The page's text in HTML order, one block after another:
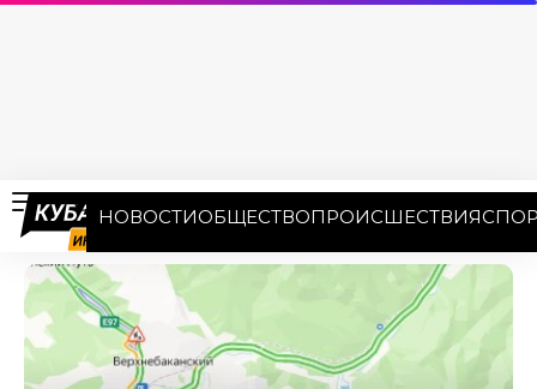
НОВОСТИОБЩЕСТВОПРОИСШЕСТВИЯ